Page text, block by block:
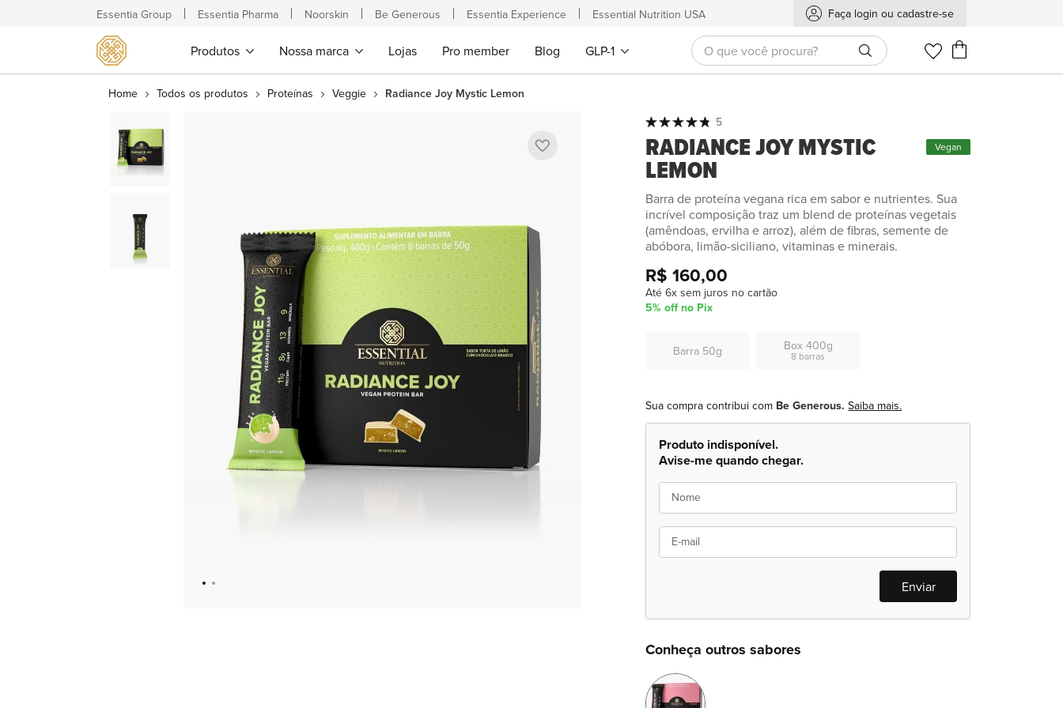
Produtos Nossa marca Lojas Pro member Blog GLP-1 Meu Carrinho
Home Todos os produtos Proteínas Veggie
Radiance Joy Mystic Lemon
Classificação:
% of
5
RADIANCE JOY MYSTIC
LEMON
Vegan
Barra de proteína vegana rica em sabor e nutrientes. Sua
incrível composição traz um blend de proteínas vegetais
(amêndoas, ervilha e arroz), além de fibras, semente de
abóbora, limão-siciliano, vitaminas e minerais.
R$ 160,00
Até 6x sem juros no cartão
5% off no Pix
Barra 50g Box 400g
8 barras
Sua compra contribui com Be Generous. Saiba mais.
Produto indisponível.
Avise-me quando chegar.
Nome
E-mail
Enviar
Conheça outros sabores
imagens
Essentia Group Essentia Pharma Noorskin Be Generous Essentia Experience Essential Nutrition USA Faça login ou cadastre-se